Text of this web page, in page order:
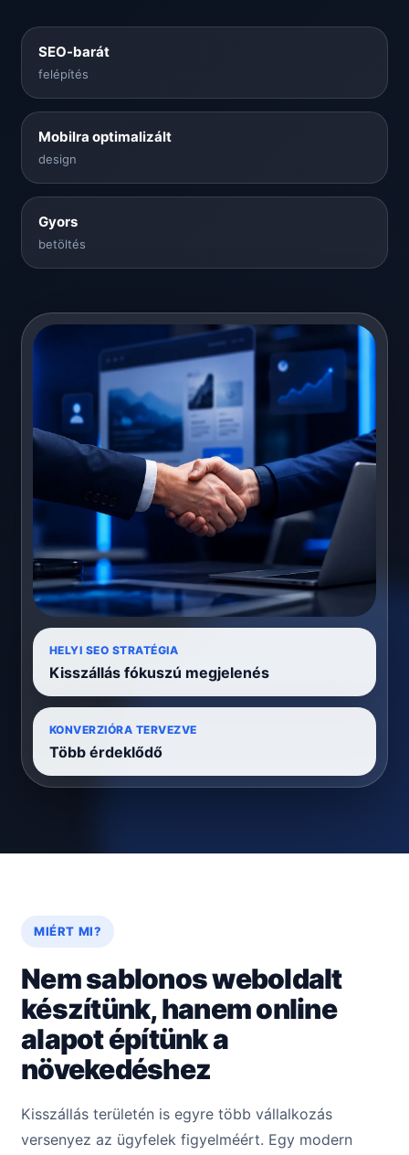
SEO-barát
felépítés
Mobilra optimalizált
design
Gyors
betöltés
HELYI SEO STRATÉGIA
Kisszállás fókuszú megjelenés
KONVERZIÓRA TERVEZVE
Több érdeklődő
MIÉRT MI?
Nem sablonos weboldalt
készítünk, hanem online
alapot építünk a
növekedéshez
Kisszállás területén is egyre több vállalkozás
versenyez az ügyfelek figyelméért. Egy modern